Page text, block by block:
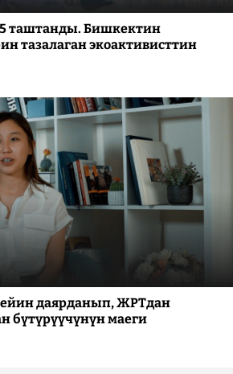
5 таштанды. Бишкектин
тазалаган экоактивисттин
даярданып, ЖРТдан
бүтүрүүчүнүн маеги